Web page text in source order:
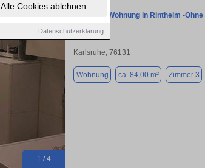
Alle Cookies ablehnen
Datenschutzerklärung
1 / 4
3 Zimmer Wohnung in Rintheim -
Karlsruhe, 76131
Wohnung ca. 84,00 m² Zimmer 3